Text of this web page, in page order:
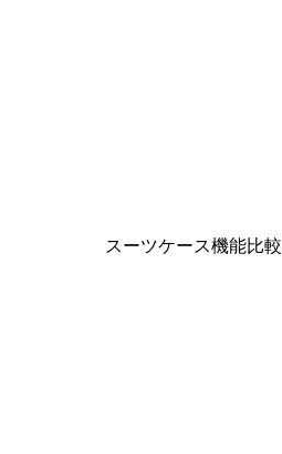
スーツケース機能比較